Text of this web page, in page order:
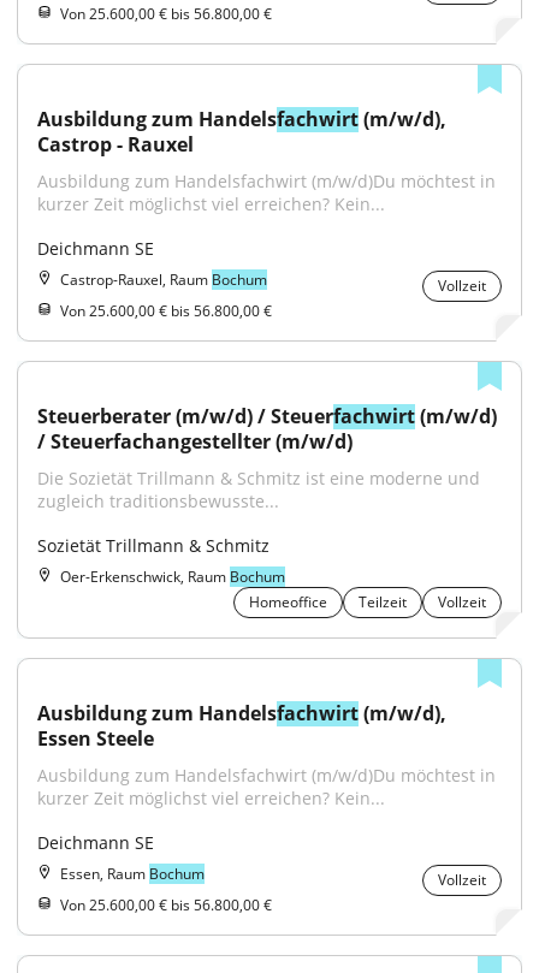
Von 25.600,00 € bis 56.800,00 €
Ausbildung zum Handelsfachwirt (m/w/d),
Castrop - Rauxel
Ausbildung zum Handelsfachwirt (m/w/d)Du möchtest in
kurzer Zeit möglichst viel erreichen? Kein...
Deichmann SE
Castrop-Rauxel, Raum Bochum
Vollzeit
Von 25.600,00 € bis 56.800,00 €
Steuerberater (m/w/d) / Steuerfachwirt (m/w/d)
/ Steuerfachangestellter (m/w/d)
Die Sozietät Trillmann & Schmitz ist eine moderne und
zugleich traditionsbewusste...
Sozietät Trillmann & Schmitz
Oer-Erkenschwick, Raum Bochum
Homeoffice
Teilzeit Vollzeit
Ausbildung zum Handelsfachwirt (m/w/d),
Essen Steele
Ausbildung zum Handelsfachwirt (m/w/d)Du möchtest in
kurzer Zeit möglichst viel erreichen? Kein...
Deichmann SE
Essen, Raum Bochum
Vollzeit
Von 25.600,00 € bis 56.800,00 €